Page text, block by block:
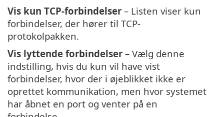
Vis kun TCP-forbindelser – Listen viser kun
forbindelser, der hører til TCP-
protokolpakken.
Vis lyttende forbindelser – Vælg denne
indstilling, hvis du kun vil have vist
forbindelser, hvor der i øjeblikket ikke er
oprettet kommunikation, men hvor systemet
har åbnet en port og venter på en